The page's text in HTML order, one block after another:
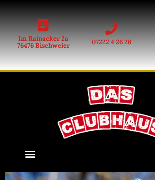
Im Rainacker 2a
76476 Bischweier
07222 4 26 26